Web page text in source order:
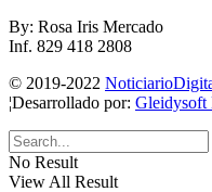
By: Rosa Iris Mercado
Inf. 829 418 2808
© 2019-2022
¦Desarrollado por: Gleidysoft
No Result
View All Result